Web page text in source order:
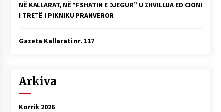
NË KALLARAT, NË “FSHATIN E DJEGUR” U ZHVILLUA EDICIONI
I TRETË I PIKNIKU PRANVEROR
Gazeta Kallarati nr. 117
Arkiva
Korrik 2026